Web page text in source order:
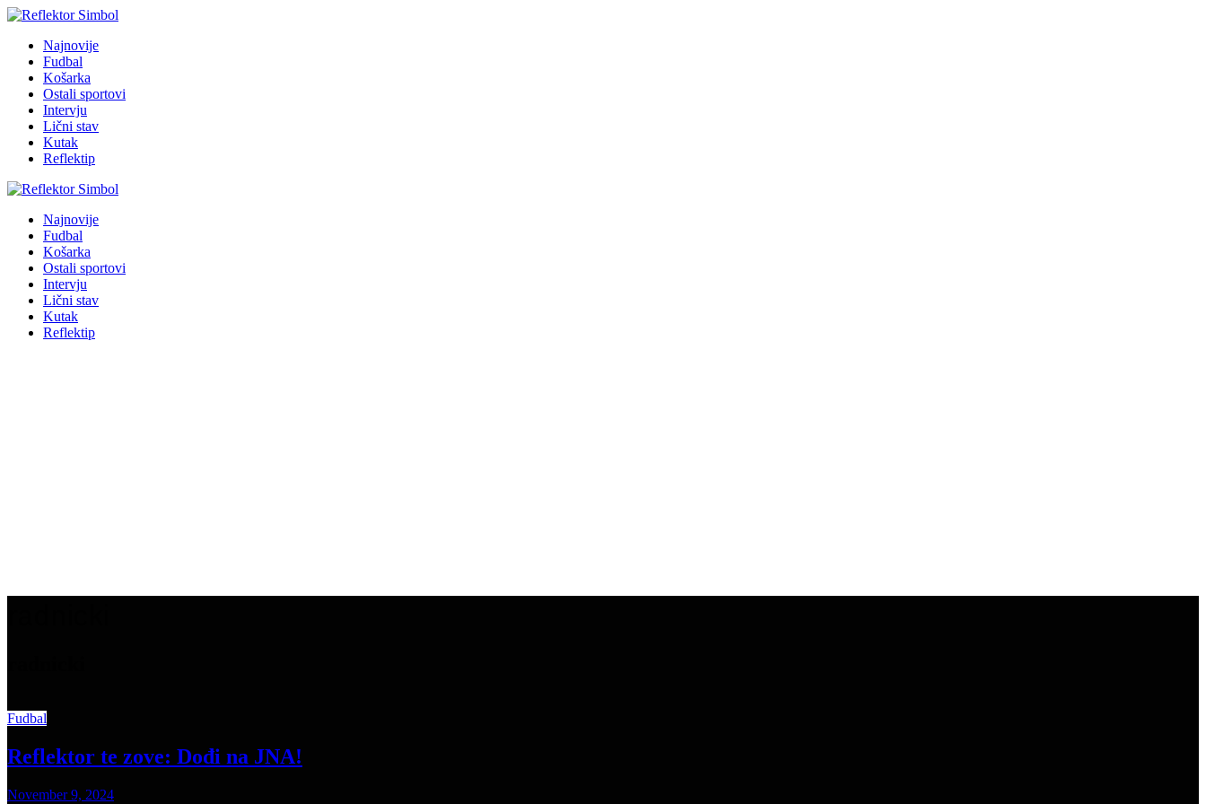
Najnovije
Fudbal
Košarka
Ostali sportovi
Intervju
Lični stav
Kutak
Reflektip
Najnovije
Fudbal
Košarka
Ostali sportovi
Intervju
Lični stav
Kutak
Reflektip
Fudbal
Reflektor te zove: Dođi na JNA!
November 9, 2024